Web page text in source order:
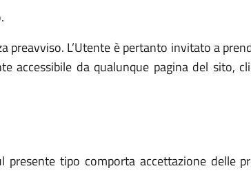
L’Utente è pertanto invitato a
accessibile da qualunque pagina del sito,
tipo comporta accettazione delle